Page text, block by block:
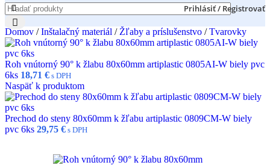
Prihlásiť / Registrovať
Domov / Inštalačný materiál / Žľaby a príslušenstvo / Tvarovky
Roh vnútorný 90° k žlabu 80x60mm artiplastic 0805AI-W biely pvc
6ks 18,71 € s DPH
Naspäť k produktom
Prechod do steny 80x60mm k žľabu artiplastic 0809CM-W biely
pvc 6ks 29,75 € s DPH